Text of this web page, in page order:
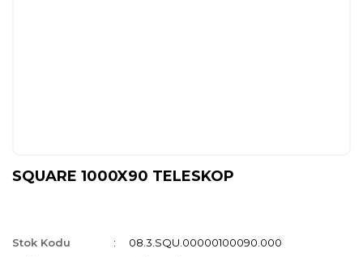
SQUARE 1000X90 TELESKOP
Stok Kodu
08.3.SQU.00000100090.000